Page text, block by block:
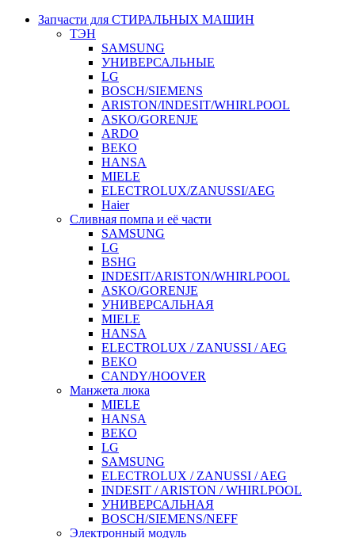
Запчасти для СТИРАЛЬНЫХ МАШИН
ТЭН
SAMSUNG
УНИВЕРСАЛЬНЫЕ
LG
BOSCH/SIEMENS
ARISTON/INDESIT/WHIRLPOOL
ASKO/GORENJE
ARDO
BEKO
HANSA
MIELE
ELECTROLUX/ZANUSSI/AEG
Haier
Сливная помпа и её части
SAMSUNG
LG
BSHG
INDESIT/ARISTON/WHIRLPOOL
ASKO/GORENJE
УНИВЕРСАЛЬНАЯ
MIELE
HANSA
ELECTROLUX / ZANUSSI / AEG
BEKO
CANDY/HOOVER
Манжета люка
MIELE
HANSA
BEKO
LG
SAMSUNG
ELECTROLUX / ZANUSSI / AEG
INDESIT / ARISTON / WHIRLPOOL
УНИВЕРСАЛЬНАЯ
BOSCH/SIEMENS/NEFF
Электронный модуль